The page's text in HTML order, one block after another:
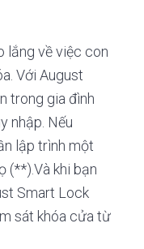
lắng về việc con
Với August
trong gia đình
nhập. Nếu
lập trình một
(**).Và khi bạn
Smart Lock
sát khóa cửa từ